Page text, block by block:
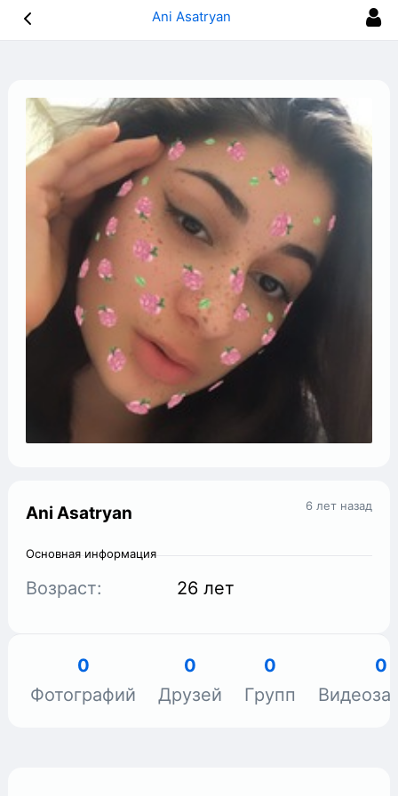
Ani Asatryan
6 лет назад
Ani Asatryan
Основная информация
Возраст: 26 лет
0
Фотографий
0
Друзей
0
Групп
0